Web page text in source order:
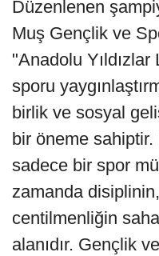
Düzenlenen
Muş Gençlik ve
"Anadolu
sporu
birlik ve sosyal
bir öneme
sadece bir spor
zamanda
centilmenliğin
alanıdır. Gençlik